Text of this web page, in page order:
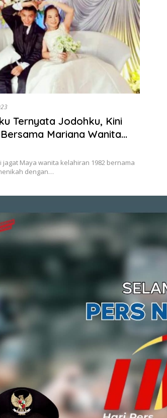
Ternyata Jodohku, Kini
Mariana Wanita
Lebih Tua Darinya
jagat Maya wanita kelahiran 1982 bernama
dengan…